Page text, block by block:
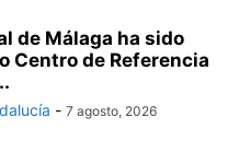
de Málaga ha sido
Centro de Referencia
- 7 agosto, 2026